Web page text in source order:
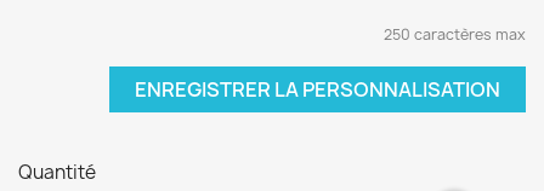
250 caractères max
ENREGISTRER LA PERSONNALISATION
Quantité